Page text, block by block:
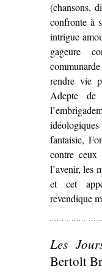
(chansons,
confronte à
intrigue
gageure
rendre vie
Adepte de
fantaisie,
contre
l’avenir, les
et cet
revendique
Les
Bertolt